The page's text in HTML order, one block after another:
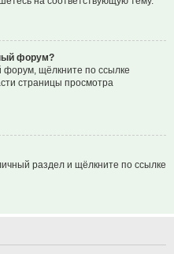
форум?
щёлкните по ссылке
страницы просмотра
раздел и щёлкните по ссылке